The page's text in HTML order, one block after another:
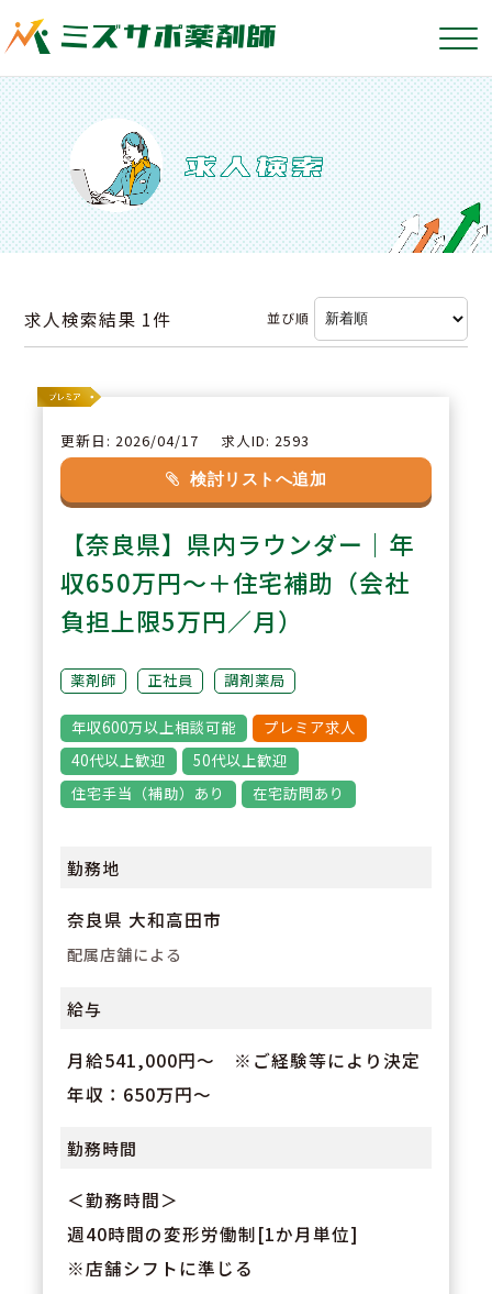
求人検索結果 1件 並び順
更新日: 2026/04/17 求人ID: 2593
検討リストへ追加
【奈良県】県内ラウンダー｜年
収650万円～＋住宅補助（会社
負担上限5万円／月）
薬剤師 正社員 調剤薬局
年収600万以上相談可能
プレミア求人
40代以上歓迎
50代以上歓迎
住宅手当（補助）あり
在宅訪問あり
勤務地
奈良県 大和高田市
配属店舗による
給与
月給541,000円～ ※ご経験等により決定
年収：650万円～
勤務時間
＜勤務時間＞
週40時間の変形労働制[1か月単位]
※店舗シフトに準じる